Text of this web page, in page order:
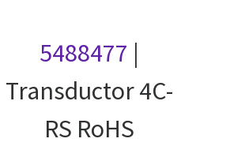
5488477 |
Transductor 4C-
RS RoHS